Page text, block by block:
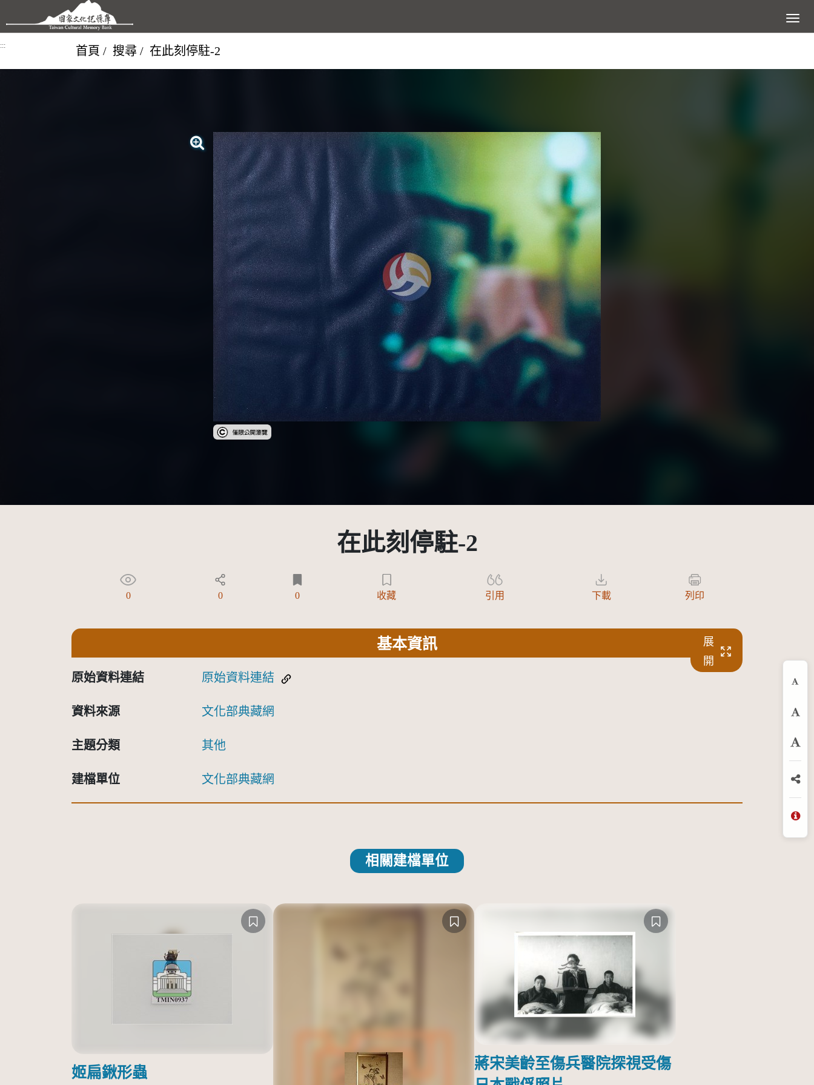
跳到主要內容區塊 展開選
::: 首頁 搜尋 在此刻停駐-2
受著作權法保護-僅限於本平台有限度公開瀏覽
在此刻停駐-2
0 0 0 收藏 引用 下載 列印
基本資訊
展
開
原始資料連結 原始資料連結
資料來源 文化部典藏網
主題分類 其他
建檔單位 文化部典藏網
相關建檔單位
姬扁鍬形蟲
蔣宋美齡至傷兵醫院探視受傷
放
分